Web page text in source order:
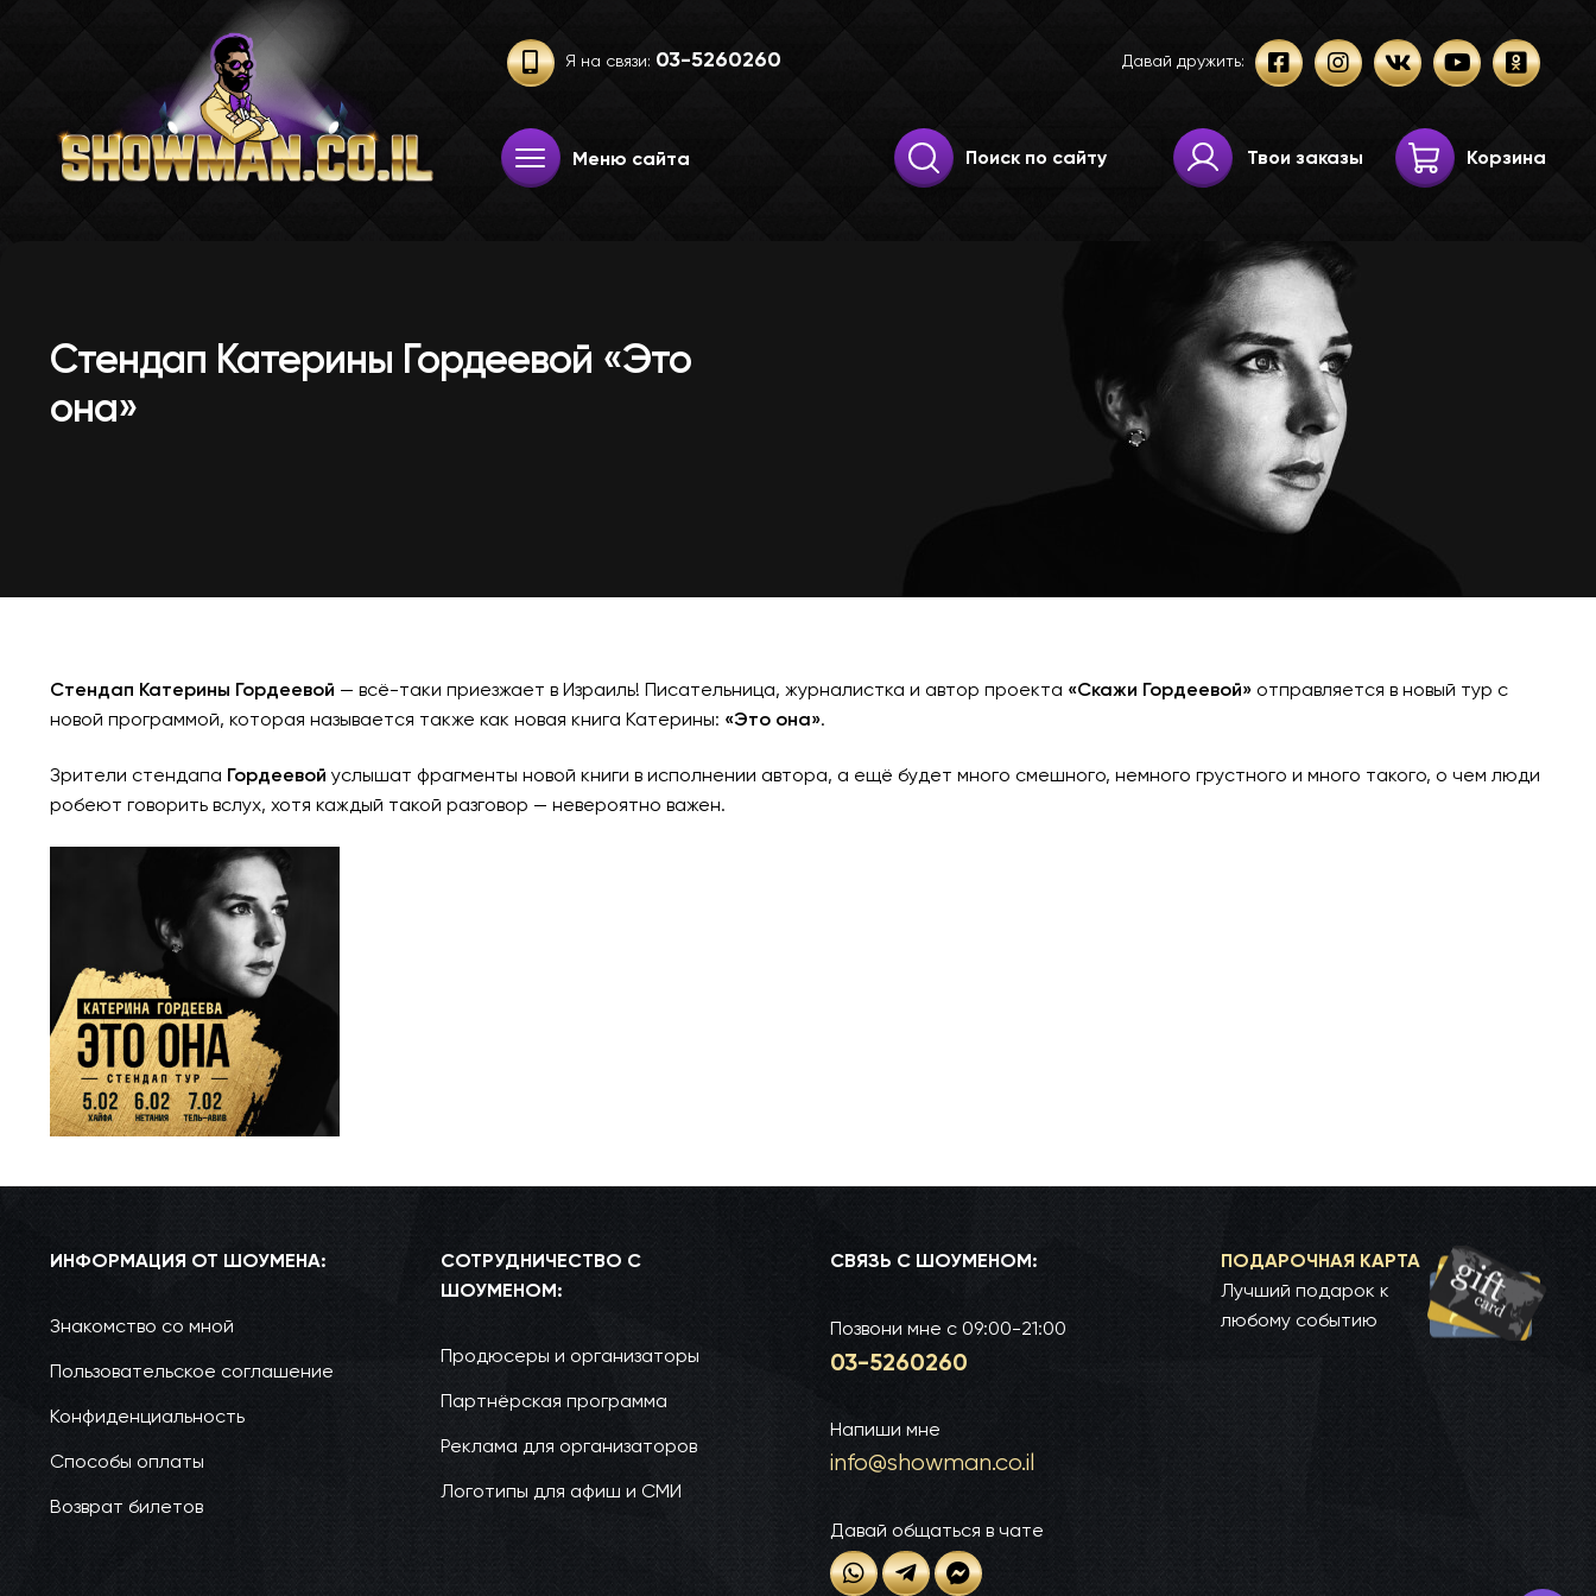
Я на связи: 03-52­60­260 Давай дружить:
Меню сайта
Искать:
Поиск
Твои заказы Корзина
Стендап Катерины Гордеевой «Это
она»
Стендап Катерины Гордеевой — всё-таки приезжает в Израиль! Писательница, журналистка и автор проекта «Скажи Гордеевой»отправляется в новый тур с
новой программой, которая называется также как новая книга Катерины: «Это она».
Зрители стендапа Гордеевой услышат фрагменты новой книги в исполнении автора, а ещё будет много смешного, немного грустного и много такого, о чем люди
робеют говорить вслух, хотя каждый такой разговор — невероятно важен.
ИНФОРМАЦИЯ ОТ ШОУМЕНА:
Знакомство со мной
Пользовательское соглашение
Конфиденциальность
Способы оплаты
Возврат билетов
СОТРУДНИЧЕСТВО С
ШОУМЕНОМ:
Продюсеры и организаторы
Партнёрская программа
Реклама для организаторов
Логотипы для афиш и СМИ
СВЯЗЬ С ШОУМЕНОМ:
Позвони мне с 09:00-21:00
03-52­60­260
Напиши мне
info@show­man.co.il
Давай общаться в чате
ПОДАРОЧНАЯ КАРТА
Лучший подарок к
любому событию